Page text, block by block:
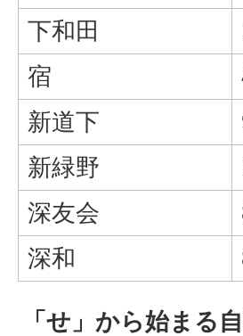
下和田
宿
新道下
新緑野
深友会
深和
「せ」から始まる